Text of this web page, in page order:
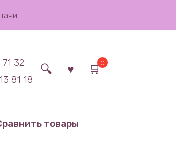
32
81 18
0
товары